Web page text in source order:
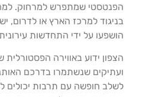
הפנטסטי שמתפרש למרחוק. למה
בניגוד למרכז הארץ או לדרום,
הושפעו על ידי התחדשות
הצפון ידוע באווירה
ועתיקים שנשתמרו בדרכם
לשלב חופשה עם תרבות יכולים